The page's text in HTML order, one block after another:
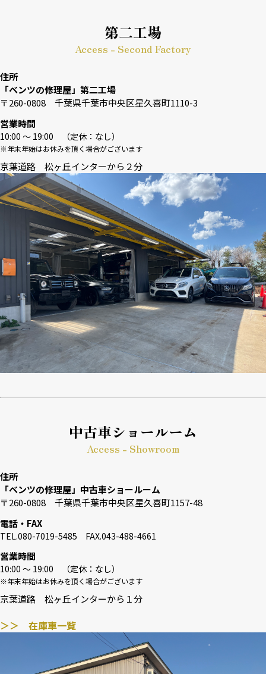
第二工場
Access - Second Factory
住所
「ベンツの修理屋」第二工場
〒260-0808 千葉県千葉市中央区星久喜町1110-3
営業時間
10:00 〜 19:00 （定休：なし）
※年末年始はお休みを頂く場合がございます
京葉道路 松ヶ丘インターから２分
中古車ショールーム
Access - Showroom
住所
「ベンツの修理屋」中古車ショールーム
〒260-0808 千葉県千葉市中央区星久喜町1157-48
電話・FAX
TEL.080-7019-5485 FAX.043-488-4661
営業時間
10:00 〜 19:00 （定休：なし）
※年末年始はお休みを頂く場合がございます
京葉道路 松ヶ丘インターから１分
＞＞ 在庫車一覧